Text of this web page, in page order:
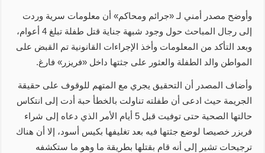
وأوضح مصدر أمني لـ «جرائم ومحاكم» أن معلومات سرية وردت
إلى رجال المباحث حول وجود شبهة جناية قتل طفلة تبلغ 4 أعوام،
وبعد التأكد من المعلومات وأخذ الإجراءات القانونية تم القبض على
المواطن والد الطفلة والعثور على جثتها داخل «فريزر» فارغ.
وأضاف المصدر أن التحقيق يجري مع المتهم للوقوف على حقيقة
الجريمة حيث ادعى أن طفلته تناولت بالخطأ حبة أدت إلى انتكاس
حالتها الصحية حتى توفيت قبل 5 أيام الأمر الذي دعاه إلى شراء
فريزر خصيصا لوضع جثتها فيه بعد تغليفها بكيس أسود، إلا أن هناك
ترجيحات تشير إلى أنه قام بقتلها بطريقة ما وهو ما ستكشفه